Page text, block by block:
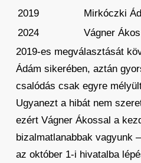
2019
Mirkóczki
2024
Vágner Ákos
2019-es megválasztását
Ádám sikerében, aztán
csalódás csak egyre
Ugyanezt a hibát nem
ezért Vágner Ákossal a
bizalmatlanabbak vagyunk
az október 1-i hivatalba